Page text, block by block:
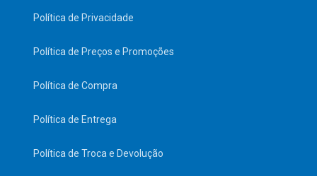
Política de Privacidade
Política de Preços e Promoções
Política de Compra
Política de Entrega
Política de Troca e Devolução